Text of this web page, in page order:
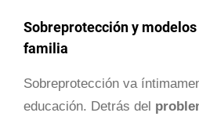
Sobreprotección y
familia
Sobreprotección va
educación. Detrás del